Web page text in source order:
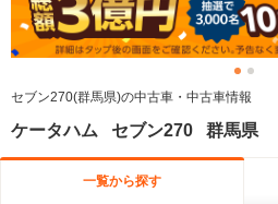
セブン270(群馬県)の中古車・中古車情報
ケータハム セブン270 群馬県
一覧から探す